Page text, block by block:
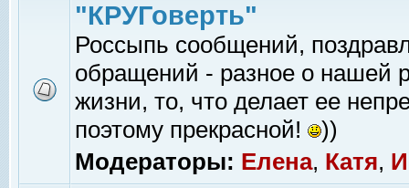
"КРУГоверть"
Россыпь сообщений,
обращений - разное о нашей
жизни, то, что делает ее
поэтому прекрасной!
))
Модераторы: Елена, Катя,